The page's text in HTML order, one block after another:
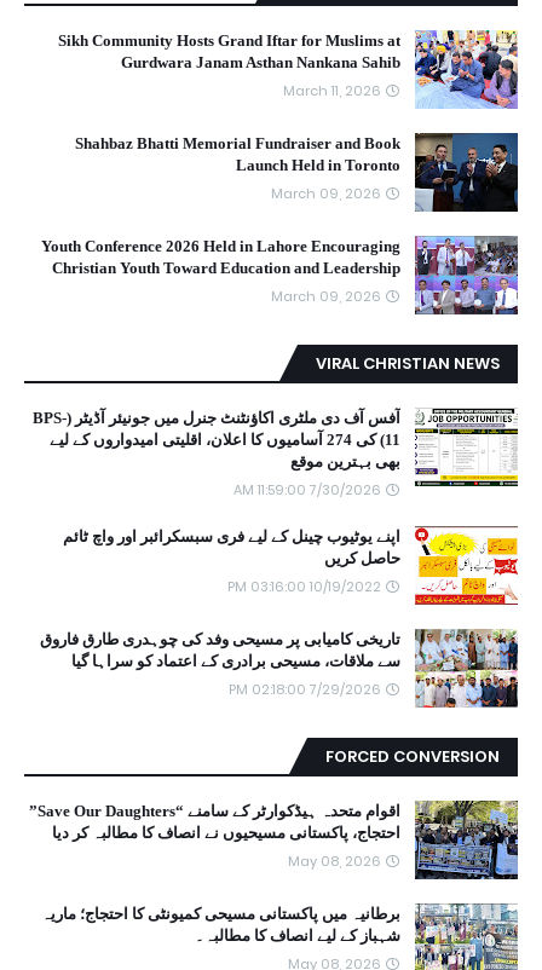
Sikh Community Hosts Grand Iftar for Muslims at
Gurdwara Janam Asthan Nankana Sahib
March 11, 2026
Shahbaz Bhatti Memorial Fundraiser and Book
Launch Held in Toronto
March 09, 2026
Youth Conference 2026 Held in Lahore Encouraging
Christian Youth Toward Education and Leadership
March 09, 2026
VIRAL CHRISTIAN NEWS
آفس آف دی ملٹری اکاؤنٹنٹ جنرل میں جونیئر آڈیٹر (BPS-
11) کی 274 آسامیوں کا اعلان، اقلیتی امیدواروں کے لیے
بھی بہترین موقع
7/30/2026 11:59:00 AM
اپنے یوٹیوب چینل کے لیے فری سبسکرائبر اور واچ ٹائم
حاصل کریں
10/19/2022 03:16:00 PM
تاریخی کامیابی پر مسیحی وفد کی چوہدری طارق فاروق
سے ملاقات، مسیحی برادری کے اعتماد کو سراہا گیا
7/29/2026 02:18:00 PM
FORCED CONVERSION
اقوام متحدہ ہیڈکوارٹر کے سامنے “Save Our Daughters”
احتجاج، پاکستانی مسیحیوں نے انصاف کا مطالبہ کر دیا
May 08, 2026
برطانیہ میں پاکستانی مسیحی کمیونٹی کا احتجاج؛ ماریہ
شہباز کے لیے انصاف کا مطالبہ۔
May 08, 2026